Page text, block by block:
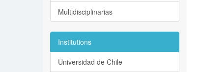
Multidisciplinarias
Institutions
Universidad de Chile